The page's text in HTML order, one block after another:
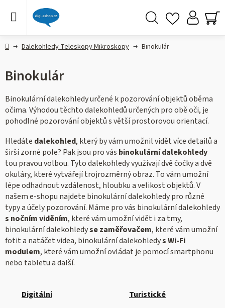
DomůDalekohledy Teleskopy Mikroskopy Binokulár
Binokulár
Binokulární dalekohledy určené k pozorování objektů oběma
očima. Výhodou těchto dalekohledů určených pro obě oči, je
pohodlné pozorování objektů s větší prostorovou orientací.
Hledáte dalekohled, který by vám umožnil vidět více detailů a
širší zorné pole? Pak jsou pro vás binokulární dalekohledy
tou pravou volbou. Tyto dalekohledy využívají dvě čočky a dvě
okuláry, které vytvářejí trojrozměrný obraz. To vám umožní
lépe odhadnout vzdálenost, hloubku a velikost objektů. V
našem e-shopu najdete binokulární dalekohledy pro různé
typy a účely pozorování. Máme pro vás binokulární dalekohledy
s nočním viděním, které vám umožní vidět i za tmy,
binokulární dalekohledyse zaměřovačem, které vám umožní
fotit a natáčet videa, binokulární dalekohledys Wi-Fi
modulem, které vám umožní ovládat je pomocí smartphonu
nebo tabletu a další.
Digitální Turistické